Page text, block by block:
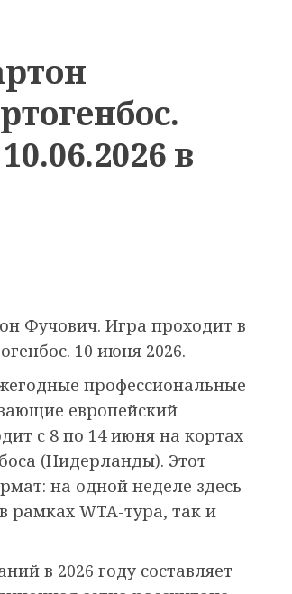
в
Фучович. Игра проходит в
10 июня 2026.
профессиональные
европейский
с 8 по 14 июня на кортах
(Нидерланды). Этот
на одной неделе здесь
WTA-тура, так и
в 2026 году составляет